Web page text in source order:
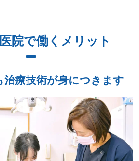
院で働くメリット
治療技術が身につきます